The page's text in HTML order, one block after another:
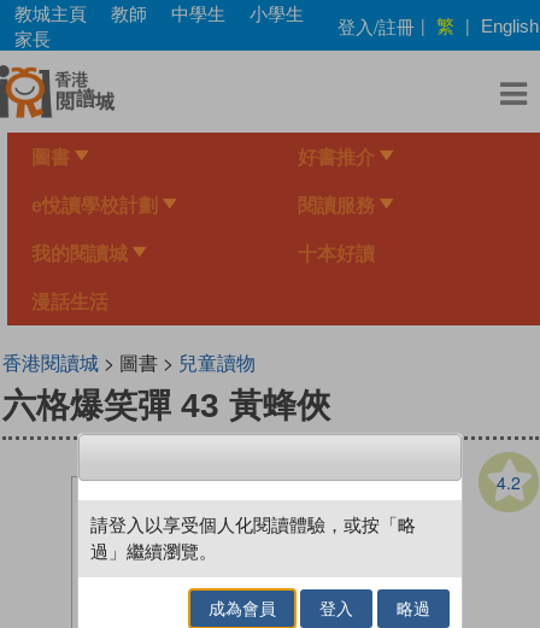
Skip
main
content
教城主頁 教師 中學生
小學生
家長
登入/註冊 | 繁 | English
圖書 好書推介
e悅讀學校計劃 閱讀服務
我的閱讀城 十本好讀
漫話生活
香港閱讀城> 圖書 > 兒童讀物
六格爆笑彈 43 黃蜂俠
4.2
請登入以享受個人化閱讀體驗，或按「略
過」繼續瀏覽。
成為會員 登入 略過